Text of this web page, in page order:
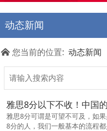
动态新闻
您当前的位置: 动态新闻
雅思8分可谓是可望不可及，如
8分的人，我们一般基本的流程